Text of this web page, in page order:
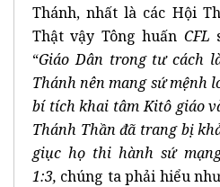
Thánh, nhất là các Hội
Thật vậy Tông huấn CFL
“Giáo Dân trong tư cách
Thánh nên mang sứ mệnh
bí tích khai tâm Kitô giáo
Thánh Thần đã trang bị
giục họ thi hành sứ
1:3, chúng ta phải hiểu